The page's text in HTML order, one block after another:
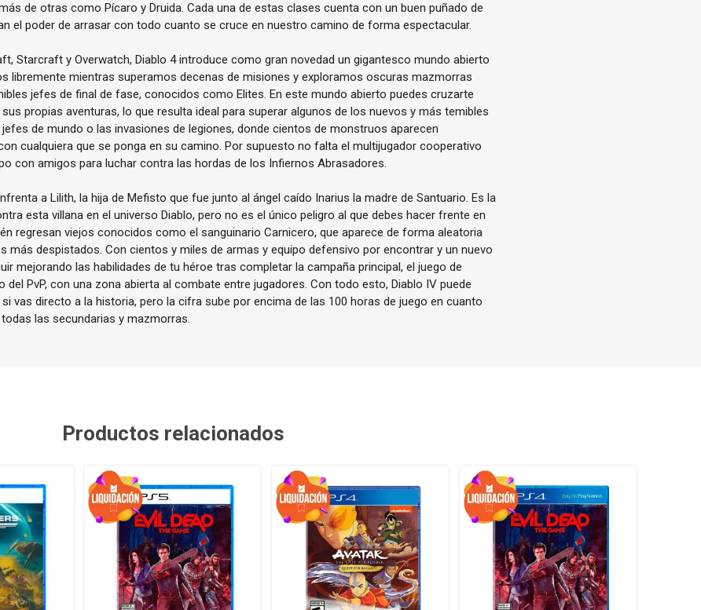
de otras como Pícaro y Druida. Cada una de estas clases cuenta con un buen puñado de
el poder de arrasar con todo cuanto se cruce en nuestro camino de forma espectacular.
Starcraft y Overwatch, Diablo 4 introduce como gran novedad un gigantesco mundo abierto
libremente mientras superamos decenas de misiones y exploramos oscuras mazmorras
jefes de final de fase, conocidos como Elites. En este mundo abierto puedes cruzarte
propias aventuras, lo que resulta ideal para superar algunos de los nuevos y más temibles
de mundo o las invasiones de legiones, donde cientos de monstruos aparecen
cualquiera que se ponga en su camino. Por supuesto no falta el multijugador cooperativo
con amigos para luchar contra las hordas de los Infiernos Abrasadores.
a Lilith, la hija de Mefisto que fue junto al ángel caído Inarius la madre de Santuario. Es la
esta villana en el universo Diablo, pero no es el único peligro al que debes hacer frente en
regresan viejos conocidos como el sanguinario Carnicero, que aparece de forma aleatoria
más despistados. Con cientos y miles de armas y equipo defensivo por encontrar y un nuevo
mejorando las habilidades de tu héroe tras completar la campaña principal, el juego de
del PvP, con una zona abierta al combate entre jugadores. Con todo esto, Diablo IV puede
vas directo a la historia, pero la cifra sube por encima de las 100 horas de juego en cuanto
las secundarias y mazmorras.
Productos relacionados